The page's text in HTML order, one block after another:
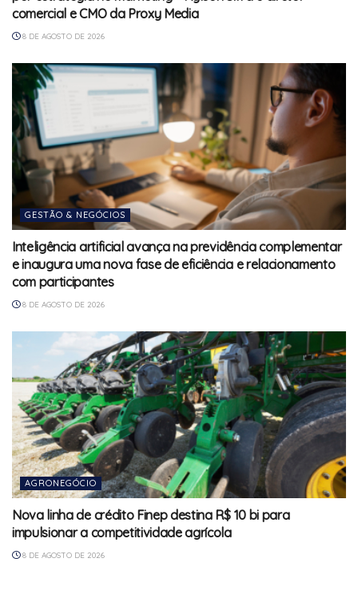
comercial e CMO da Proxy Media
8 DE AGOSTO DE 2026
GESTÃO & NEGÓCIOS
Inteligência artificial avança na previdência complementar
e inaugura uma nova fase de eficiência e relacionamento
com participantes
8 DE AGOSTO DE 2026
AGRONEGÓCIO
Nova linha de crédito Finep destina R$ 10 bi para
impulsionar a competitividade agrícola
8 DE AGOSTO DE 2026